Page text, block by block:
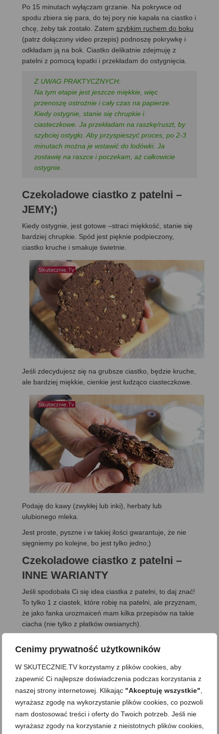
Cenimy prywatność użytkowników
W SKUTECZNIE.TV korzystamy z plików cookies, aby
zapewnić Ci najlepsze doświadczenia podczas korzystania z
naszej strony internetowej. Klikając "Akceptuję wszystkie"
wyrażasz zgodę na wykorzystanie plików cookies, co pozwoli
nam dostosować treści i oferty do Twoich potrzeb. Jeśli nie
wyrażasz zgody na korzystanie z nieistotnych plików cookies,
Po 15 minutach wyłączam grzanie. Na pokrywce od
spodu zbiera się para, do tej pory nie kapała na ciastko i
chcę, żeby tak zostało. Zatem szybkim ruchem do boku
(patrz dołączony video przepis) podnoszę pokrywkę i
odkładam ją na bok. Ciastko delikatnie zdejmuję z
patelni z pomocą łopatki i przekładam do ostygnięcia.
Z UWAG PRAKTYCZNYCH:
Na tym etapie jest jeszcze miękkie, więc
przenoszę ostrożnie i cały czas na papierze.
Kiedy ostygnie, stanie się chrupkie i
ciasteczkowe. Ja przekładam na raszkę/ruszt, by
szybciej ostygło. Aby przyspieszyć proces, po 2-3
minutach można je wstawić do lodówki. Ja
zostawię na raszce i poczekam, aż całkowicie
ostygnie.
Czekoladowe ciastko z patelni –
JEMY;)
Kiedy ostygnie, jest gotowe –straci miękkość, stanie się
bardziej chrupkie. Spód jest pięknie podpieczony,
ciastko kruche i smakuje świetnie.
Jeśli zdecydujesz się na grubsze ciastko, będzie kruche,
ale bardziej miękkie, cienkie jest łudząco ciasteczkowe.
Podaję do kawy (zwykłej lub inki), herbaty lub
ulubionego mleka.
Jest proste, pyszne i w takiej ilości gwarantuje, że nie
sięgniemy po kolejne, bo jest tylko jedno;)
Czekoladowe ciastko z patelni –
INNE WARIANTY
Jeśli spodobała Ci się idea ciastka z patelni, to daj znać!
To tylko 1 z ciastek, które robię na patelni, ale przyznam,
że jako fanka urozmaiceń mam kilka przepisów na takie
ciacha (nie tylko z płatków owsianych).